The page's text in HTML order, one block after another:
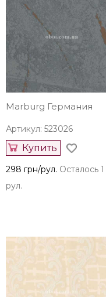
Marburg Германия
Артикул: 523026
Купить
298 грн/рул. Осталось 1
рул.